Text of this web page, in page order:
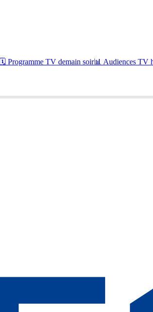
🗓 Programme TV demain soir📊 Audiences TV